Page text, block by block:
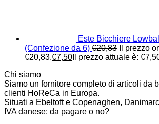
Este Bicchiere
(Confezione da 6) €20,83
Il prezzo
€20,83.€7,50 Il prezzo attuale è:
Chi siamo
Siamo un fornitore completo di articoli da
clienti HoReCa in Europa.
Situati a Ebeltoft e Copenaghen,
IVA danese: da pagare o no?